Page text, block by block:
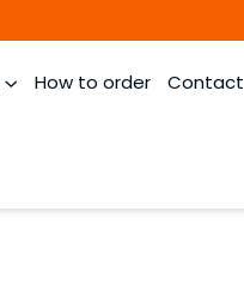
How to order Contact